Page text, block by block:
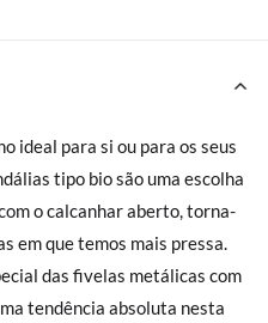
ideal para si ou para os seus
tipo bio são uma escolha
o calcanhar aberto, torna-
em que temos mais pressa.
das fivelas metálicas com
tendência absoluta nesta